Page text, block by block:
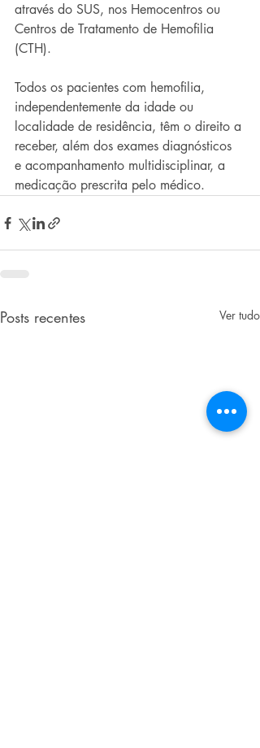
através do SUS, nos Hemocentros ou
Centros de Tratamento de Hemofilia
(CTH).
Todos os pacientes com hemofilia,
independentemente da idade ou
localidade de residência, têm o direito a
receber, além dos exames diagnósticos
e acompanhamento multidisciplinar, a
medicação prescrita pelo médico.
Posts recentes Ver tudo